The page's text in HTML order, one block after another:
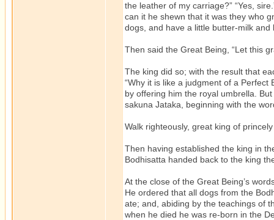
the leather of my carriage?” “Yes,
can it he shewn that it was they who
dogs, and have a little butter-milk
Then said the Great Being, “Let this
The king did so; with the result that
“Why it is like a judgment of a
by offering him the royal umbrella.
sakuna Jataka, beginning with the
Walk righteously, great king of
Then having established the king in
Bodhisatta handed back to the king
At the close of the Great Being’s
He ordered that all dogs from the
ate; and, abiding by the teachings of
when he died he was re-born in the